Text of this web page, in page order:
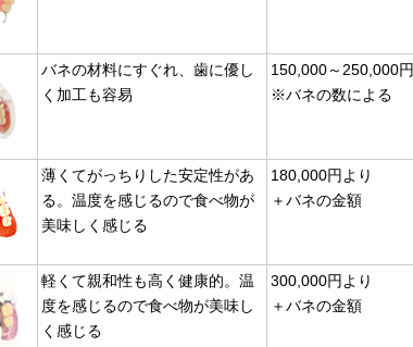
バネの材料にすぐれ、歯に優し
く加工も容易
150,000～250,000円
※バネの数による
薄くてがっちりした安定性があ
る。温度を感じるので食べ物が
美味しく感じる
180,000円より
＋バネの金額
軽くて親和性も高く健康的。温
度を感じるので食べ物が美味し
く感じる
300,000円より
＋バネの金額